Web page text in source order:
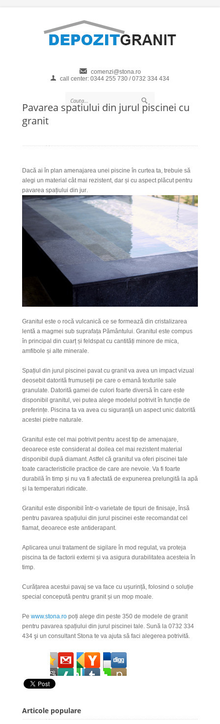
comenzi@stona.ro
call center: 0344 255 730 / 0732 334 434
Pavarea spatiului din jurul piscinei cu
granit
Dacă ai în plan amenajarea unei piscine în curtea ta, trebuie să
alegi un material cât mai rezistent, dar și cu aspect plăcut pentru
pavarea spațiului din jur.
Granitul este o rocă vulcanică ce se formează din cristalizarea
lentă a magmei sub suprafața Pământului. Granitul este compus
în principal din cuarț și feldspat cu cantități minore de mica,
amfibole și alte minerale.
Spațiul din jurul piscinei pavat cu granit va avea un impact vizual
deosebit datorită frumuseții pe care o emană texturile sale
granulate. Datorită gamei de culori foarte diversă în care este
disponibil granitul, vei putea alege modelul potrivit în funcție de
preferințe. Piscina ta va avea cu siguranță un aspect unic datorită
acestei pietre naturale.
Granitul este cel mai potrivit pentru acest tip de amenajare,
deoarece este considerat al doilea cel mai rezistent material
disponibil după diamant. Astfel că granitul va oferi piscinei tale
toate caracteristicile practice de care are nevoie. Va fi foarte
durabilă în timp și nu va fi afectată de expunerea prelungită la apă
și la temperaturi ridicate.
Granitul este disponibil într-o varietate de tipuri de finisaje, însă
pentru pavarea spațiului din jurul piscinei este recomandat cel
fiamat, deoarece este antiderapant.
Aplicarea unui tratament de sigilare în mod regulat, va proteja
piscina ta de factorii externi și va asigura durabilitatea acesteia în
timp.
Curățarea acestui pavaj se va face cu ușurință, folosind o soluție
special concepută pentru granit și un mop moale.
Pe www.stona.ro poți alege din peste 350 de modele de granit
pentru pavarea spațiului din jurul piscinei tale. Sună la 0732 334
434 şi un consultant Stona te va ajuta să faci alegerea potrivită.
Articole populare